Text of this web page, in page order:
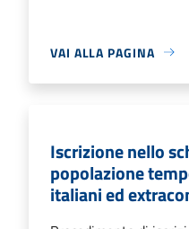
VAI ALLA PAGINA
Iscrizione nello
popolazione
italiani ed